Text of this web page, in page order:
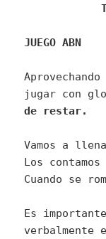
JUEGO ABN
jugar con
de restar.
Vamos a
Los
Cuando se
Es
verbalmente